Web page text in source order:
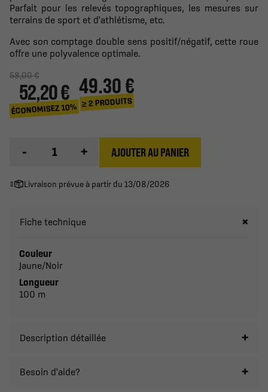
Parfait pour les relevés topographiques, les mesures sur
terrains de sport et d'athlétisme, etc.
Avec son comptage double sens positif/négatif, cette roue
offre une polyvalence optimale.
58,00 €
52,20 €
ÉCONOMISEZ 10%
49.30 €
≥ 2 PRODUITS
- + AJOUTER AU PANIER
Livraison prévue à partir du 13/08/2026
Fiche technique
Couleur
Jaune/Noir
Longueur
100 m
Description détaillée
Besoin d'aide?